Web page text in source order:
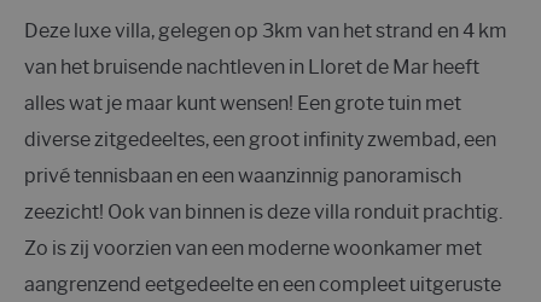
Deze luxe villa, gelegen op 3km van het strand en 4 km
van het bruisende nachtleven in Lloret de Mar heeft
alles wat je maar kunt wensen! Een grote tuin met
diverse zitgedeeltes, een groot infinity zwembad, een
privé tennisbaan en een waanzinnig panoramisch
zeezicht! Ook van binnen is deze villa ronduit prachtig.
Zo is zij voorzien van een moderne woonkamer met
aangrenzend eetgedeelte en een compleet uitgeruste